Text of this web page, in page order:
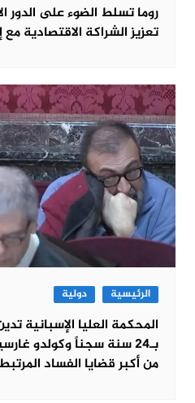
روما تسلط الضوء على الدور
تعزيز الشراكة الاقتصادية مع
الرئيسية دولية
المحكمة العليا الإسبانية
من أكبر قضايا الفساد